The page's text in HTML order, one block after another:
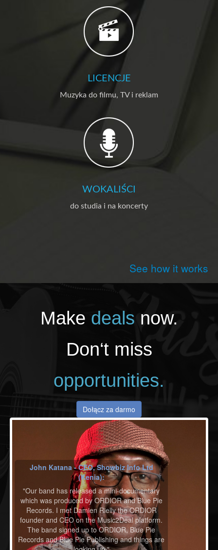
LICENCJE
Muzyka do filmu, TV i reklam
WOKALIŚCI
do studia i na koncerty
See how it works
Make deals now.
Don‘t miss
opportunities.
Dołącz za darmo
John Katana - CEO, Showbiz Info Ltd
(Kenia):
"Our band has released a mini-documentary
which was produced by ORDIOR and Blue Pie
Records. I met Damien Rielly the ORDIOR
founder and CEO on the Music2Deal platform.
The band signed up to ORDIOR, Blue Pie
Records and Blue Pie Publishing and things are